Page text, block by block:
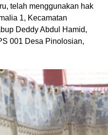
telah menggunakan hak
1, Kecamatan
Deddy Abdul Hamid,
001 Desa Pinolosian,